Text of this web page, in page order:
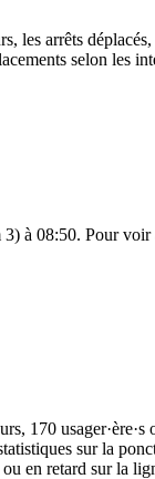
arrêts
selon les
à 08:50. Pour
170
sur la
ou en retard sur la